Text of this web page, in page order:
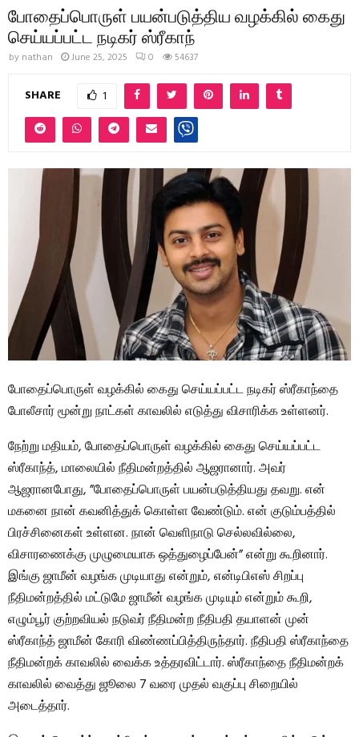
போதைப்பொருள் பயன்படுத்திய வழக்கில் கைது
செய்யப்பட்ட நடிகர் ஸ்ரீகாந்
by nathan June 25, 2025 0 54637
SHARE 1
போதைப்பொருள் வழக்கில் கைது செய்யப்பட்ட நடிகர் ஸ்ரீகாந்தை
போலீசார் மூன்று நாட்கள் காவலில் எடுத்து விசாரிக்க உள்ளனர்.
நேற்று மதியம், போதைப்பொருள் வழக்கில் கைது செய்யப்பட்ட
ஸ்ரீகாந்த், மாலையில் நீதிமன்றத்தில் ஆஜரானார். அவர்
ஆஜரானபோது, ​​”போதைப்பொருள் பயன்படுத்தியது தவறு. என்
மகனை நான் கவனித்துக் கொள்ள வேண்டும். என் குடும்பத்தில்
பிரச்சினைகள் உள்ளன. நான் வெளிநாடு செல்லவில்லை,
விசாரணைக்கு முழுமையாக ஒத்துழைப்பேன்” என்று கூறினார்.
இங்கு ஜாமீன் வழங்க முடியாது என்றும், என்டிபிஎஸ் சிறப்பு
நீதிமன்றத்தில் மட்டுமே ஜாமீன் வழங்க முடியும் என்றும் கூறி,
எழும்பூர் குற்றவியல் நடுவர் நீதிமன்ற நீதிபதி தயாளன் முன்
ஸ்ரீகாந்த் ஜாமீன் கோரி விண்ணப்பித்திருந்தார். நீதிபதி ஸ்ரீகாந்தை
நீதிமன்றக் காவலில் வைக்க உத்தரவிட்டார். ஸ்ரீகாந்தை நீதிமன்றக்
காவலில் வைத்து ஜூலை 7 வரை முதல் வகுப்பு சிறையில்
அடைத்தார்.